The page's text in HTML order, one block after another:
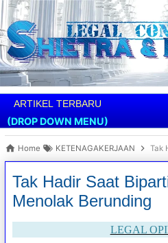
(DROP DOWN MENU)
Home KETENAGAKERJAAN Tak
Tak Hadir Saat
Menolak Berunding
LEGAL